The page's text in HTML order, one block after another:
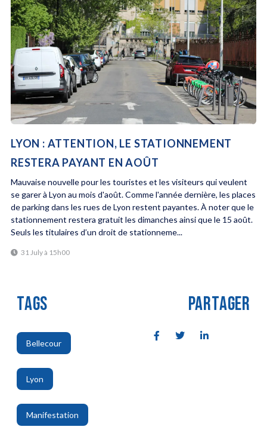
LYON : ATTENTION, LE STATIONNEMENT
RESTERA PAYANT EN AOÛT
Mauvaise nouvelle pour les touristes et les visiteurs qui veulent
se garer à Lyon au mois d'août. Comme l'année dernière, les places
de parking dans les rues de Lyon restent payantes. À noter que le
stationnement restera gratuit les dimanches ainsi que le 15 août.
Seuls les titulaires d’un droit de stationneme...
31 July à 15h00
TAGS
Bellecour
,
Lyon
,
Manifestation
,
PARTAGER